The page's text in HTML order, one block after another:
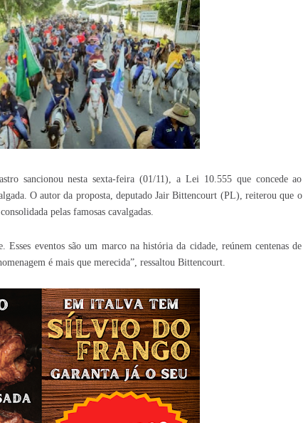
sancionou nesta sexta-feira (01/11), a Lei 10.555 que concede ao
O autor da proposta, deputado Jair Bittencourt (PL), reiterou que o
pelas famosas cavalgadas.
eventos são um marco na história da cidade, reúnem centenas de
é mais que merecida”, ressaltou Bittencourt.